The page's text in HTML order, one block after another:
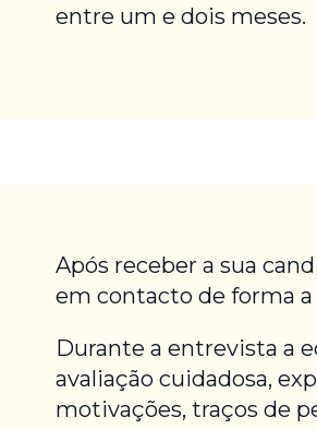
entre um e dois meses.
Após receber a sua
em contacto de forma
Durante a entrevista a
avaliação cuidadosa,
motivações, traços de